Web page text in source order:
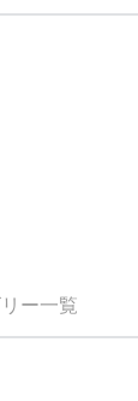
ー一覧